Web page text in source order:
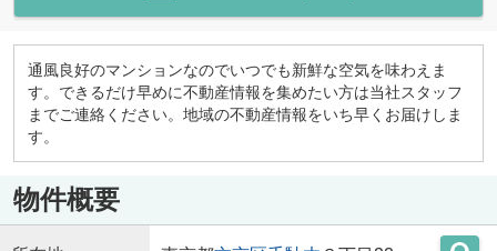
通風良好のマンションなのでいつでも新鮮な空気を味わえま
す。できるだけ早めに不動産情報を集めたい方は当社スタッフ
までご連絡ください。地域の不動産情報をいち早くお届けしま
す。
物件概要